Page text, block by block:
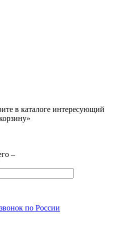
в каталоге интересующий
–
по России